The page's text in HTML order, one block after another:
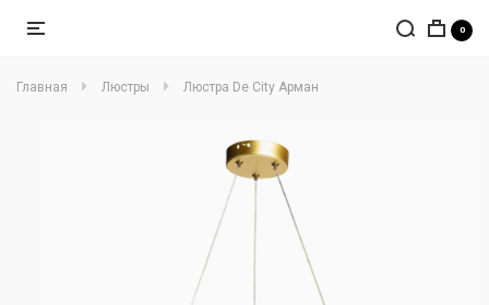
0
Главная Люстры Люстра De City Арман